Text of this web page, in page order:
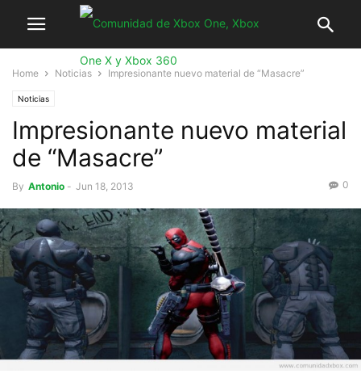
Home Noticias Impresionante nuevo material de “Masacre”
Noticias
Impresionante nuevo material
de “Masacre”
By Antonio - Jun 18, 2013 0